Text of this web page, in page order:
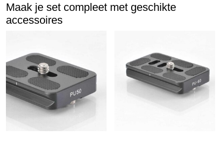
Maak je set compleet met geschikte
accessoires